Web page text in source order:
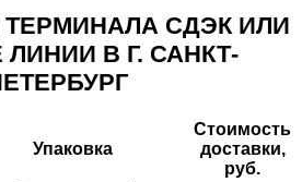
СДЭК ИЛИ
В Г. САНКТ-
Упаковка
Стоимость
доставки,
руб.